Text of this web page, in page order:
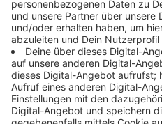
Anzeige
Muss ich
wenn ich Risikopatient
Anzeige